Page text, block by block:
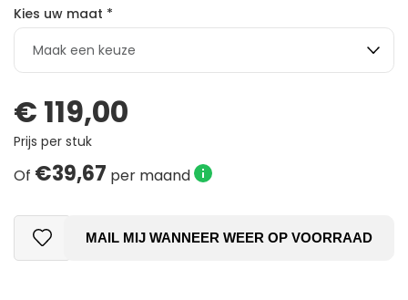
Kies uw maat *
€ 119,00
Prijs per stuk
Of €39,67 per maand
MAIL MIJ WANNEER WEER OP VOORRAAD